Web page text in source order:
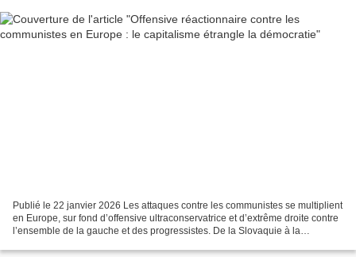
Publié le 22 janvier 2026 Les attaques contre les communistes se multiplient
en Europe, sur fond d’offensive ultraconservatrice et d’extrême droite contre
l’ensemble de la gauche et des progressistes. De la Slovaquie à la